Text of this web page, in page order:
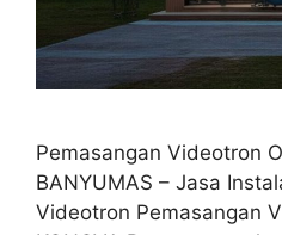
Pemasangan Videotron
BANYUMAS – Jasa
Videotron Pemasangan